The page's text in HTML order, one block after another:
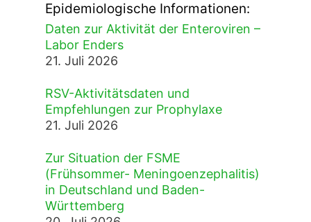
Epidemiologische Informationen:
Daten zur Aktivität der Enteroviren –
Labor Enders
21. Juli 2026
RSV-Aktivitätsdaten und
Empfehlungen zur Prophylaxe
21. Juli 2026
Zur Situation der FSME
(Frühsommer- Meningoenzephalitis)
in Deutschland und Baden-
Württemberg